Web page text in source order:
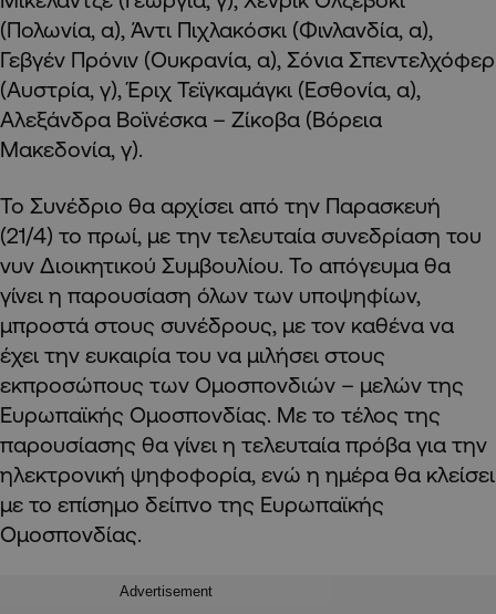
(Πολωνία, α), Άντι Πιχλακόσκι (Φινλανδία, α),
Γεβγέν Πρόνιν (Ουκρανία, α), Σόνια Σπεντελχόφερ
(Αυστρία, γ), Έριχ Τεϊγκαμάγκι (Εσθονία, α),
Αλεξάνδρα Βοϊνέσκα – Ζίκοβα (Βόρεια
Μακεδονία, γ).
Το Συνέδριο θα αρχίσει από την Παρασκευή
(21/4) το πρωί, με την τελευταία συνεδρίαση του
νυν Διοικητικού Συμβουλίου. Το απόγευμα θα
γίνει η παρουσίαση όλων των υποψηφίων,
μπροστά στους συνέδρους, με τον καθένα να
έχει την ευκαιρία του να μιλήσει στους
εκπροσώπους των Ομοσπονδιών – μελών της
Ευρωπαϊκής Ομοσπονδίας. Με το τέλος της
παρουσίασης θα γίνει η τελευταία πρόβα για την
ηλεκτρονική ψηφοφορία, ενώ η ημέρα θα κλείσει
με το επίσημο δείπνο της Ευρωπαϊκής
Ομοσπονδίας.
Advertisement